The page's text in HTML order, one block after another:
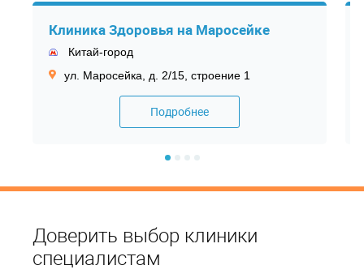
Клиника Здоровья на Маросейке
Китай-город
ул. Маросейка, д. 2/15, строение 1
Подробнее
Доверить выбор клиники
специалистам